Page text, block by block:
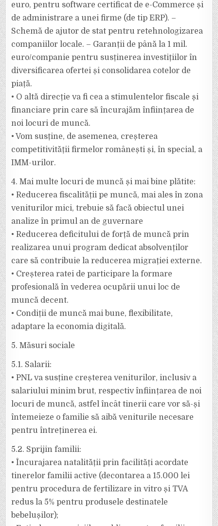
euro, pentru software certificat de e-Commerce și
de administrare a unei firme (de tip ERP). –
Schemă de ajutor de stat pentru retehnologizarea
companiilor locale. – Garanții de până la 1 mil.
euro/companie pentru susținerea investițiilor în
diversificarea ofertei și consolidarea cotelor de
piață.
• O altă direcție va fi cea a stimulentelor fiscale și
financiare prin care să încurajăm înființarea de
noi locuri de muncă.
• Vom susține, de asemenea, creșterea
competitivității firmelor românești și, în special, a
IMM-urilor.
4. Mai multe locuri de muncă și mai bine plătite:
• Reducerea fiscalității pe muncă, mai ales în zona
veniturilor mici, trebuie să facă obiectul unei
analize în primul an de guvernare
• Reducerea deficitului de forță de muncă prin
realizarea unui program dedicat absolvenților
care să contribuie la reducerea migrației externe.
• Creșterea ratei de participare la formare
profesională în vederea ocupării unui loc de
muncă decent.
• Condiții de muncă mai bune, flexibilitate,
adaptare la economia digitală.
5. Măsuri sociale
5.1. Salarii:
• PNL va susține creșterea veniturilor, inclusiv a
salariului minim brut, respectiv înființarea de noi
locuri de muncă, astfel încât tinerii care vor să-și
întemeieze o familie să aibă veniturile necesare
pentru întreținerea ei.
5.2. Sprijin familii:
• Încurajarea natalității prin facilități acordate
tinerelor familii active (decontarea a 15.000 lei
pentru procedura de fertilizare in vitro și TVA
redus la 5% pentru produsele destinatele
bebelușilor);